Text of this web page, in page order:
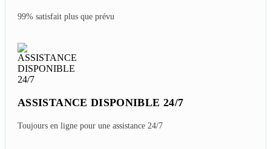
99% satisfait plus que prévu
ASSISTANCE DISPONIBLE 24/7
Toujours en ligne pour une assistance 24/7